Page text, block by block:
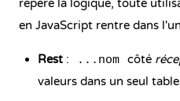
repéré la logique, toute
en JavaScript rentre dans
Rest : ...nom côté
valeurs dans un seul